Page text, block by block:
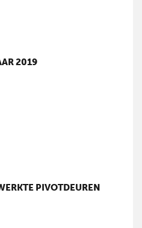
2019
PIVOTDEUREN